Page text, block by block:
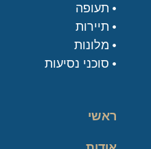
תעופה
תיירות
מלונות
סוכני נסיעות
ראשי